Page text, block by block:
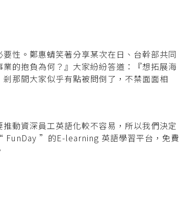
性。鄭惠蜻笑著分享某次在日、台幹部共同
的抱負為何？』大家紛紛答道：『想拓展海
那間大家似乎有點被問倒了，不禁面面相
動資深員工英語化較不容易，所以我們決定
FunDay ”的E-learning 英語學習平台，免費